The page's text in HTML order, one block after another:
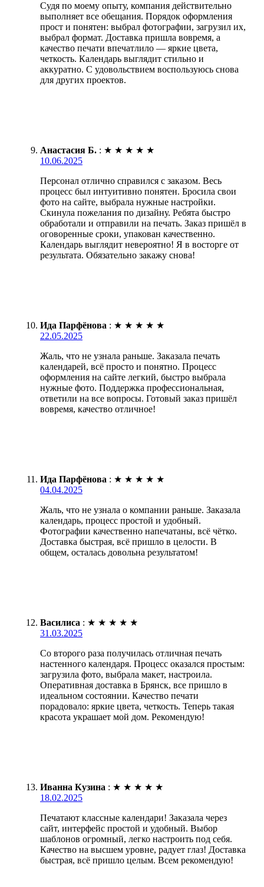
Судя по моему опыту, компания действительно
выполняет все обещания. Порядок оформления
прост и понятен: выбрал фотографии, загрузил их,
выбрал формат. Доставка пришла вовремя, а
качество печати впечатлило — яркие цвета,
четкость. Календарь выглядит стильно и
аккуратно. С удовольствием воспользуюсь снова
для других проектов.
Анастасия Б. : ★ ★ ★ ★ ★
10.06.2025
Персонал отлично справился с заказом. Весь
процесс был интуитивно понятен. Бросила свои
фото на сайте, выбрала нужные настройки.
Скинула пожелания по дизайну. Ребята быстро
обработали и отправили на печать. Заказ пришёл в
оговоренные сроки, упакован качественно.
Календарь выглядит невероятно! Я в восторге от
результата. Обязательно закажу снова!
Ида Парфёнова : ★ ★ ★ ★ ★
22.05.2025
Жаль, что не узнала раньше. Заказала печать
календарей, всё просто и понятно. Процесс
оформления на сайте легкий, быстро выбрала
нужные фото. Поддержка профессиональная,
ответили на все вопросы. Готовый заказ пришёл
вовремя, качество отличное!
Ида Парфёнова : ★ ★ ★ ★ ★
04.04.2025
Жаль, что не узнала о компании раньше. Заказала
календарь, процесс простой и удобный.
Фотографии качественно напечатаны, всё чётко.
Доставка быстрая, всё пришло в целости. В
общем, осталась довольна результатом!
Василиса : ★ ★ ★ ★ ★
31.03.2025
Со второго раза получилась отличная печать
настенного календаря. Процесс оказался простым:
загрузила фото, выбрала макет, настроила.
Оперативная доставка в Брянск, все пришло в
идеальном состоянии. Качество печати
порадовало: яркие цвета, четкость. Теперь такая
красота украшает мой дом. Рекомендую!
Иванна Кузина : ★ ★ ★ ★ ★
18.02.2025
Печатают классные календари! Заказала через
сайт, интерфейс простой и удобный. Выбор
шаблонов огромный, легко настроить под себя.
Качество на высшем уровне, радует глаз! Доставка
быстрая, всё пришло целым. Всем рекомендую!